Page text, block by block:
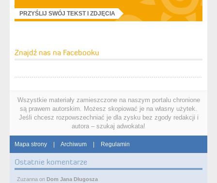
PRZYŚLIJ SWÓJ TEKST I ZDJĘCIA
Znajdź nas na Facebooku
Wszystkie materiały zamieszczone na naszym portalu chronione
są prawem autorskim. Możesz skopiować je na własny użytek.
Jeśli chcesz rozpowszechniać je dla zysku bez zgody redakcji i
autora – szukaj adwokata!
Mapa strony | Archiwum | Regulamin
Ostatnie komentarze
Zuzanna on Dom Jana Długosza